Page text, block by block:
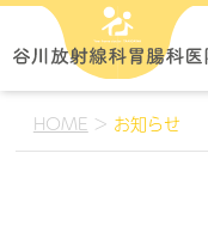
HOME > お知らせ